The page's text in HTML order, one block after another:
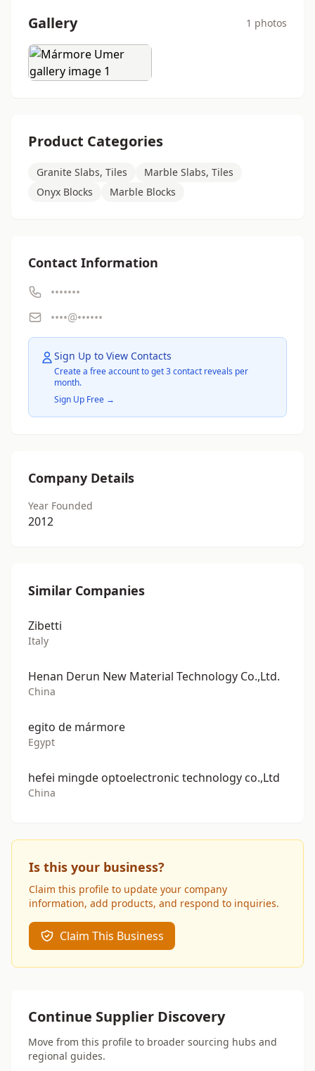
Gallery 1 photos
Product Categories
Granite Slabs, Tiles
Marble Slabs, Tiles
Onyx Blocks
Marble Blocks
Contact Information
•••••••
••••@••••••
Sign Up to View Contacts
Create a free account to get 3 contact reveals per
month.
Sign Up Free →
Company Details
Year Founded
2012
Similar Companies
Zibetti
Italy
Henan Derun New Material Technology Co.,Ltd.
China
egito de mármore
Egypt
hefei mingde optoelectronic technology co.,Ltd
China
Is this your business?
Claim this profile to update your company
information, add products, and respond to inquiries.
Claim This Business
Continue Supplier Discovery
Move from this profile to broader sourcing hubs and
regional guides.